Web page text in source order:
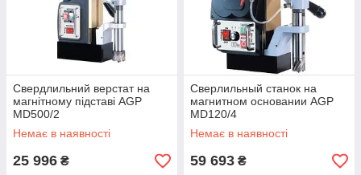
Свердлильний верстат на
магнітному підставі AGP
MD500/2
Немає в наявності
25 996 ₴
Сверлильный станок на
магнитном основании AGP
MD120/4
Немає в наявності
59 693 ₴